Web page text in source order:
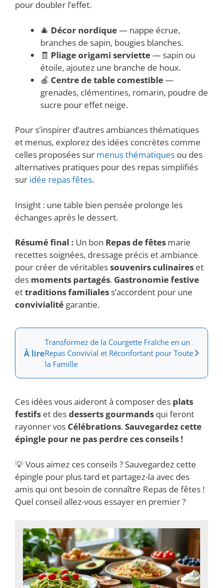
pour doubler l’effet.
🎄 Décor nordique— nappe écrue,
branches de sapin, bougies blanches.
🧾 Pliage origami serviette— sapin ou
étoile, ajoutez une branche de houx.
🍎 Centre de table comestible—
grenades, clémentines, romarin, poudre de
sucre pour effet neige.
Pour s’inspirer d’autres ambiances thématiques
et menus, explorez des idées concrètes comme
celles proposées sur menus thématiques ou des
alternatives pratiques pour des repas simplifiés
sur idée repas fêtes.
Insight : une table bien pensée prolonge les
échanges après le dessert.
Résumé final : Un bon Repas de fêtes marie
recettes soignées, dressage précis et ambiance
pour créer de véritablessouvenirs culinaires et
des moments partagés. Gastronomie festive
ettraditions familiales s’accordent pour une
convivialité garantie.
À lire
Transformez de la Courgette Fraîche en un
Repas Convivial et Réconfortant pour Toute
la Famille
Ces idées vous aideront à composer des plats
festifs et desdesserts gourmands qui feront
rayonner vos Célébrations.Sauvegardez cette
épingle pour ne pas perdre ces conseils !
💡 Vous aimez ces conseils ? Sauvegardez cette
épingle pour plus tard et partagez-la avec des
amis qui ont besoin de connaître Repas de fêtes !
Quel conseil allez-vous essayer en premier ?